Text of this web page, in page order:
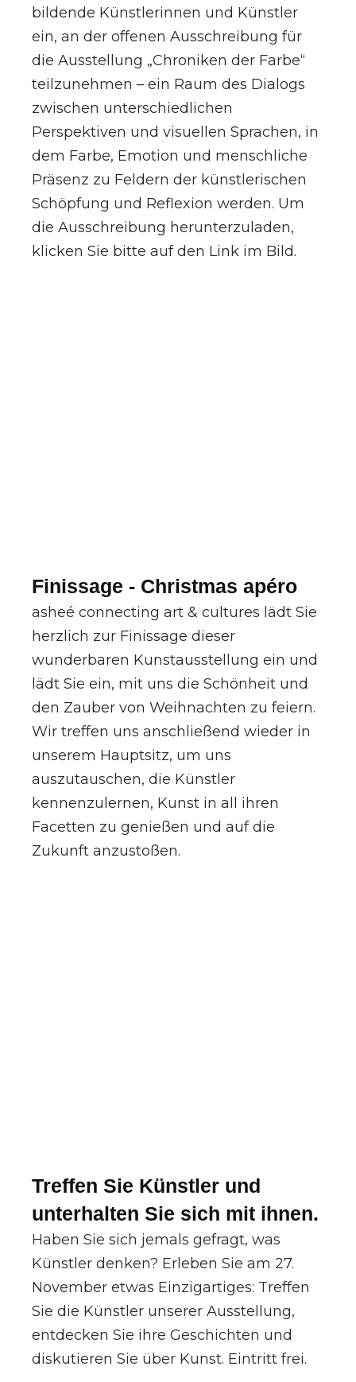
bildende Künstlerinnen und Künstler
ein, an der offenen Ausschreibung für
die Ausstellung „Chroniken der Farbe“
teilzunehmen – ein Raum des Dialogs
zwischen unterschiedlichen
Perspektiven und visuellen Sprachen, in
dem Farbe, Emotion und menschliche
Präsenz zu Feldern der künstlerischen
Schöpfung und Reflexion werden. Um
die Ausschreibung herunterzuladen,
klicken Sie bitte auf den Link im Bild.
Finissage - Christmas apéro
asheé connecting art & cultures lädt Sie
herzlich zur Finissage dieser
wunderbaren Kunstausstellung ein und
lädt Sie ein, mit uns die Schönheit und
den Zauber von Weihnachten zu feiern.
Wir treffen uns anschließend wieder in
unserem Hauptsitz, um uns
auszutauschen, die Künstler
kennenzulernen, Kunst in all ihren
Facetten zu genießen und auf die
Zukunft anzustoßen.
Treffen Sie Künstler und
unterhalten Sie sich mit ihnen.
Haben Sie sich jemals gefragt, was
Künstler denken? Erleben Sie am 27.
November etwas Einzigartiges: Treffen
Sie die Künstler unserer Ausstellung,
entdecken Sie ihre Geschichten und
diskutieren Sie über Kunst. Eintritt frei.